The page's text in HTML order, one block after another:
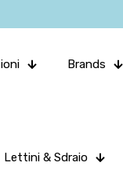
Brands
Lettini & Sdraio